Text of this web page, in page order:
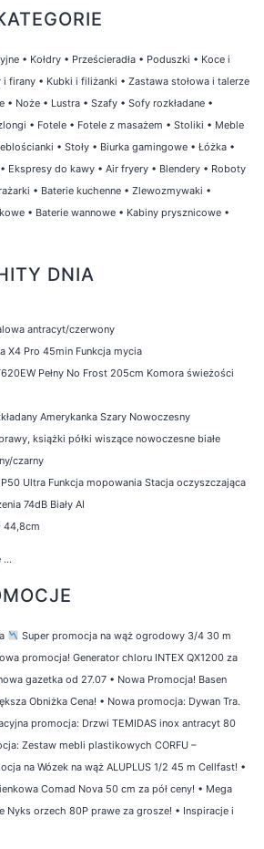
• Kołdry • Prześcieradła • Poduszki • Koce i
i firany • Kubki i filiżanki • Zastawa stołowa i talerze
• Noże • Lustra • Szafy • Sofy rozkładane •
• Fotele • Fotele z masażem • Stoliki • Meble
• Stoły • Biurka gamingowe • Łóżka •
• Ekspresy do kawy • Air fryery • Blendery • Roboty
• Baterie kuchenne • Zlewozmywaki •
• Baterie wannowe • Kabiny prysznicowe •
DNIA
antracyt/czerwony
X4 Pro 45min Funkcja mycia
Pełny No Frost 205cm Komora świeżości
Amerykanka Szary Nowoczesny
książki półki wiszące nowoczesne białe
czarny
Ultra Funkcja mopowania Stacja oczyszczająca
74dB Biały AI
44,8cm
...
Super promocja na wąż ogrodowy 3/4 30 m
promocja! Generator chloru INTEX QX1200 za
gazetka od 27.07 • Nowa Promocja! Basen
Obniżka Cena! • Nowa promocja: Dywan Tra.
promocja: Drzwi TEMIDAS inox antracyt 80
Zestaw mebli plastikowych CORFU –
na Wózek na wąż ALUPLUS 1/2 45 m Cellfast! •
Comad Nova 50 cm za pół ceny! • Mega
Nyks orzech 80P prawe za grosze! • Inspiracje i